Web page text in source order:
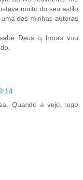
muito do seu estilo
das minhas autoras
Deus q horas vou
Quando a vejo, logo